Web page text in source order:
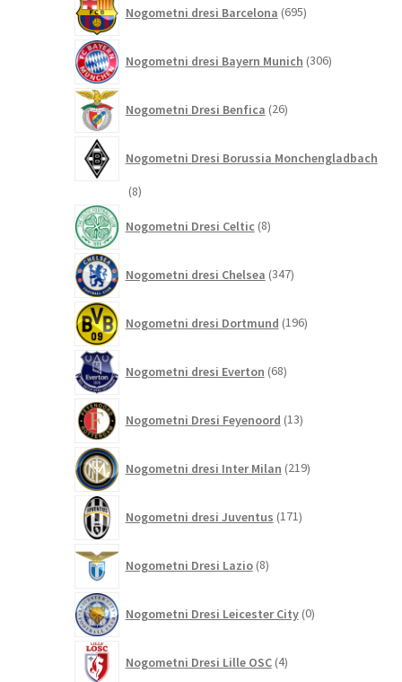
Nogometni dresi Barcelona 695izdelkov
Nogometni dresi Bayern Munich 306izdelkov
Nogometni Dresi Benfica 26izdelkov
Nogometni Dresi Borussia Monchengladbach
88
Nogometni Dresi Celtic 8izdelkov
Nogometni dresi Chelsea 347izdelkov
Nogometni dresi Dortmund 196izdelkov
Nogometni dresi Everton 68izdelkov
Nogometni Dresi Feyenoord 13izdelkov
Nogometni dresi Inter Milan 219izdelkov
Nogometni dresi Juventus 171izdelkov
Nogometni Dresi Lazio 8izdelkov
Nogometni Dresi Leicester City 0izdelkov
Nogometni Dresi Lille OSC 4izdelki